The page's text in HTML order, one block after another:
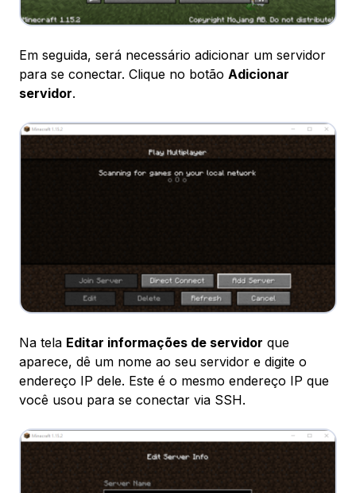
Em seguida, será necessário adicionar um servidor
para se conectar. Clique no botão Adicionar
servidor.
Na tela Editar informações de servidor que
aparece, dê um nome ao seu servidor e digite o
endereço IP dele. Este é o mesmo endereço IP que
você usou para se conectar via SSH.